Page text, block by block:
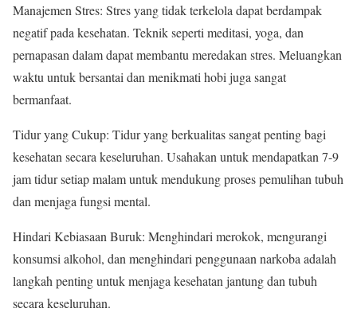
Manajemen Stres: Stres yang tidak terkelola dapat berdampak
negatif pada kesehatan. Teknik seperti meditasi, yoga, dan
pernapasan dalam dapat membantu meredakan stres. Meluangkan
waktu untuk bersantai dan menikmati hobi juga sangat
bermanfaat.
Tidur yang Cukup: Tidur yang berkualitas sangat penting bagi
kesehatan secara keseluruhan. Usahakan untuk mendapatkan 7-9
jam tidur setiap malam untuk mendukung proses pemulihan tubuh
dan menjaga fungsi mental.
Hindari Kebiasaan Buruk: Menghindari merokok, mengurangi
konsumsi alkohol, dan menghindari penggunaan narkoba adalah
langkah penting untuk menjaga kesehatan jantung dan tubuh
secara keseluruhan.